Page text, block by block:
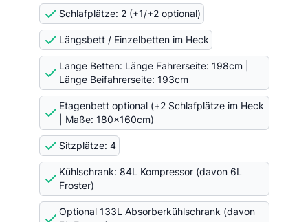
Schlafplätze: 2 (+1/+2 optional)
Längsbett / Einzelbetten im Heck
Lange Betten: Länge Fahrerseite: 198cm |
Länge Beifahrerseite: 193cm
Etagenbett optional (+2 Schlafplätze im Heck
| Maße: 180x160cm)
Sitzplätze: 4
Kühlschrank: 84L Kompressor (davon 6L
Froster)
Optional 133L Absorberkühlschrank (davon